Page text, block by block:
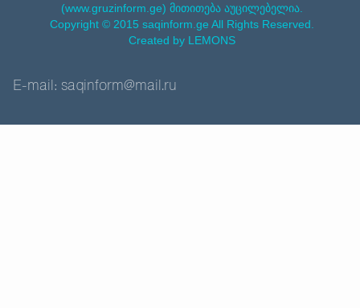
(www.gruzinform.ge) მითითება აუცილებელია.
Copyright © 2015 saqinform.ge All Rights Reserved.
Created by LEMONS
E-mail: saqinform@mail.ru